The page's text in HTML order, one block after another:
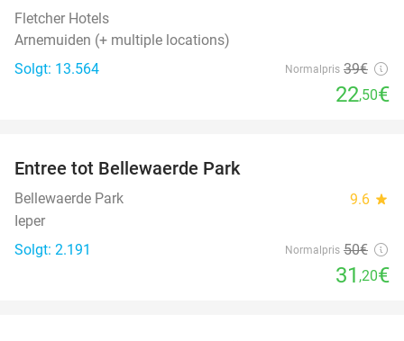
Fletcher Hotels
Arnemuiden (+ multiple locations)
Solgt: 13.564
Normalpris 39€
22,50€
Entree tot Bellewaerde Park
Bellewaerde Park 9.6 star
Ieper
Solgt: 2.191
Normalpris 50€
31 ,20€